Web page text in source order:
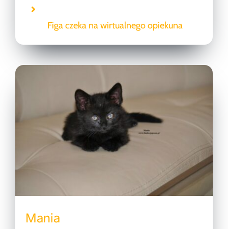
Figa czeka na wirtualnego opiekuna
Mania